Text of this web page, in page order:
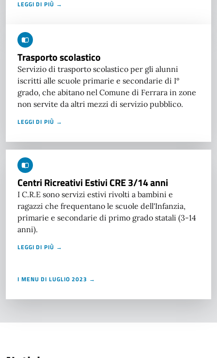
LEGGI DI PIÙ →
Trasporto scolastico
Servizio di trasporto scolastico per gli alunni
iscritti alle scuole primarie e secondarie di I°
grado, che abitano nel Comune di Ferrara in zone
non servite da altri mezzi di servizio pubblico.
LEGGI DI PIÙ →
Centri Ricreativi Estivi CRE 3/14 anni
I C.R.E sono servizi estivi rivolti a bambini e
ragazzi che frequentano le scuole dell'Infanzia,
primarie e secondarie di primo grado statali (3-14
anni).
LEGGI DI PIÙ →
I MENU DI LUGLIO 2023 →